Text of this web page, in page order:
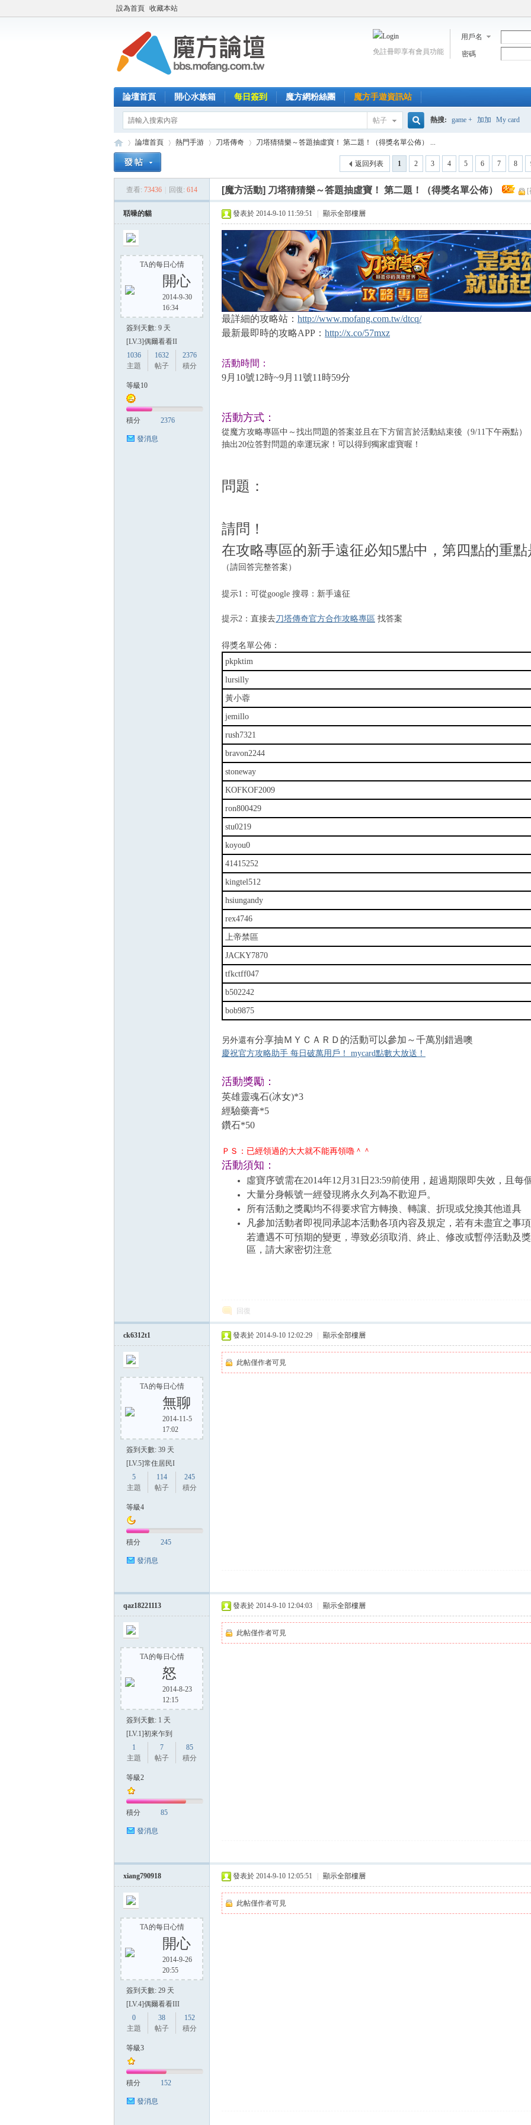
設為首頁 收藏本站
用戶名
密碼
免註冊即享有會員功能
論壇首頁 開心水族箱 每日簽到 魔方網粉絲團 魔方手遊資訊站
帖子
搜
索
熱搜: game + 加加 My card
方
»
論壇首頁 熱門手游 刀塔傳奇
›
刀塔猜猜樂～答題抽虛寶！ 第二題！（得獎名單公佈） ...
1 2 3 4 5 6 7 8
返回列表
查看: 73436 回復: 614 [魔方活動] 刀塔猜猜樂～答題抽虛寶！ 第二題！（得獎名單公佈）
聒噪的貓
TA的每日心情
開心
2014-9-30
16:34
簽到天數: 9 天
[LV.3]偶爾看看II
1036
主題
1632
帖子
2376
積分
等級10
積分 2376
發消息
發表於 2014-9-10 11:59:51 顯示全部樓層
最詳細的攻略站： http://www.mofang.com.tw/dtcq/
最新最即時的攻略APP： http://x.co/57mxz
活動時間：
9月10號12時~9月11號11時59分
活動方式：
從魔方攻略專區中～找出問題的答案並且在下方留言於活動結束後（9/11下午兩點）
抽出20位答對問題的幸運玩家！可以得到獨家虛寶喔！
問題：
請問！
在攻略專區的新手遠征必知5點中，第四點的重
（請回答完整答案）
提示1：可從google 搜尋：新手遠征
提示2：直接去刀塔傳奇官方合作攻略專區 找答案
得獎名單公佈：
pkpktim
lursilly
黃小蓉
jemillo
rush7321
bravon2244
stoneway
KOFKOF2009
ron800429
stu0219
koyou0
41415252
kingtel512
hsiungandy
rex4746
上帝禁區
JACKY7870
tfkctff047
b502242
bob9875
另外還有分享抽ＭＹＣＡＲＤ的活動可以參加～千萬別錯過噢
慶祝官方攻略助手 每日破萬用戶！ mycard點數大放送！
活動獎勵：
英雄靈魂石(冰女)*3
經驗藥膏*5
鑽石*50
ＰＳ：已經領過的大大就不能再領嚕＾＾
活動須知：
虛寶序號需在2014年12月31日23:59前使用，超過期限即失效，且每
大量分身帳號一經發現將永久列為不歡迎戶。
所有活動之獎勵均不得要求官方轉換、轉讓、折現或兌換其他道具
凡參加活動者即視同承認本活動各項內容及規定，若有未盡宜之事
若遭遇不可預期的變更，導致必須取消、終止、修改或暫停活動及
區，請大家密切注意
回復
ck6312t1
TA的每日心情
無聊
2014-11-5
17:02
簽到天數: 39 天
[LV.5]常住居民I
5
主題
114
帖子
245
積分
等級4
積分 245
發消息
發表於 2014-9-10 12:02:29 顯示全部樓層
此帖僅作者可見
qaz18221113
TA的每日心情
怒
2014-8-23
12:15
簽到天數: 1 天
[LV.1]初來乍到
1
主題
7
帖子
85
積分
等級2
積分 85
發消息
發表於 2014-9-10 12:04:03 顯示全部樓層
此帖僅作者可見
xiang790918
TA的每日心情
開心
2014-9-26
20:55
簽到天數: 29 天
[LV.4]偶爾看看III
0
主題
38
帖子
152
積分
等級3
積分 152
發消息
發表於 2014-9-10 12:05:51 顯示全部樓層
此帖僅作者可見